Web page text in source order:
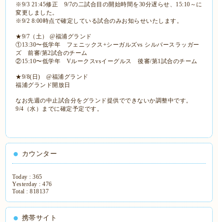
※9/3 21:45修正 9/7の二試合目の開始時間を30分遅らせ、15:10～に
変更しました。
※9/2 8:00時点で確定している試合のみお知らせいたします。
★9/7（土） @福浦グランド
①13:30〜低学年 フェニックス+シーガルズvs シルバースラッガー
ズ 前審/第2試合のチーム
②15:10〜低学年 Vルークスvsイーグルス 後審/第1試合のチーム
★9/8(日) @福浦グランド
福浦グランド開放日
なお先週の中止試合分をグランド提供でできないか調整中です。
9/4（水）までに確定予定です。
カウンター
Today :365
Yesterday :476
Total :818137
携帯サイト